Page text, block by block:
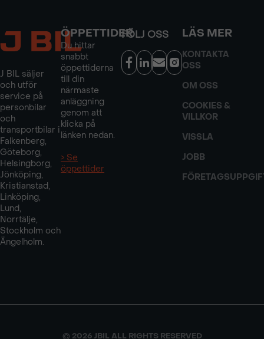
Uppvärmda
backspeglar
Uppvärmda säten
J BIL säljer
och utför
service på
personbilar
och
transportbilar i
Falkenberg,
Göteborg,
Helsingborg,
Jönköping,
Kristianstad,
Linköping,
Lund,
Norrtälje,
Stockholm och
Ängelholm.
ÖPPETTIDER
Du hittar
snabbt
öppettiderna
till din
närmaste
anläggning
genom att
klicka på
länken nedan.
> Se
öppettider
FÖLJ OSS LÄS MER
KONTAKTA
OSS
OM OSS
COOKIES &
VILLKOR
VISSLA
JOBB
© 2026 JBIL ALL RIGHTS RESERVED